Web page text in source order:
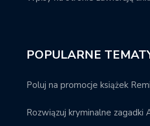
POPULARNE
Poluj na promocje książek
Rozwiązuj kryminalne zagadki